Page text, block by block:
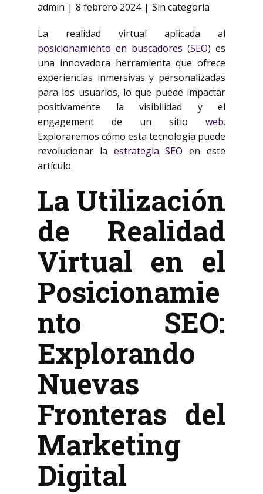
admin 8 febrero 2024 Sin categoría
La realidad virtual aplicada al
posicionamiento en buscadores (SEO) es
una innovadora herramienta que ofrece
experiencias inmersivas y personalizadas
para los usuarios, lo que puede impactar
positivamente la visibilidad y el
engagement de un sitio web.
Exploraremos cómo esta tecnología puede
revolucionar la estrategia SEO en este
artículo.
La Utilización
de Realidad
Virtual en el
Posicionamie
nto SEO:
Explorando
Nuevas
Fronteras del
Marketing
Digital